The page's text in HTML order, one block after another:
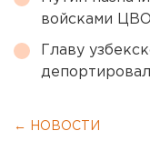
войсками ЦВО
Главу
← НОВОСТИ